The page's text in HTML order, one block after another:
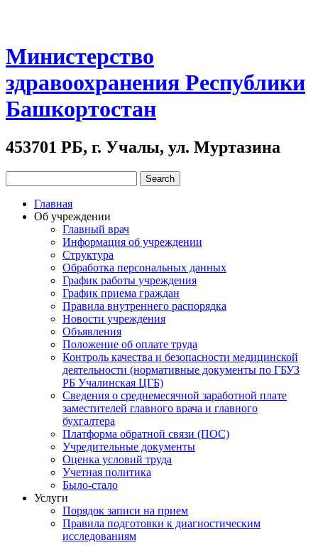
Министерство
здравоохранения Республики
Башкортостан
453701 РБ, г. Учалы, ул. Муртазина
Главная
Об учреждении
Главный врач
Информация об учреждении
Структура
Обработка персональных данных
График работы учреждения
График приема граждан
Правила внутреннего распорядка
Новости учреждения
Объявления
Положение об оплате труда
Контроль качества и безопасности медицинской
деятельности (нормативные документы по ГБУЗ
РБ Учалинская ЦГБ)
Сведения о среднемесячной заработной плате
заместителей главного врача и главного
бухгалтера
Платформа обратной связи (ПОС)
Учредительные документы
Оценка условий труда
Учетная политика
Было-стало
Услуги
Порядок записи на прием
Правила подготовки к диагностическим
исследованиям